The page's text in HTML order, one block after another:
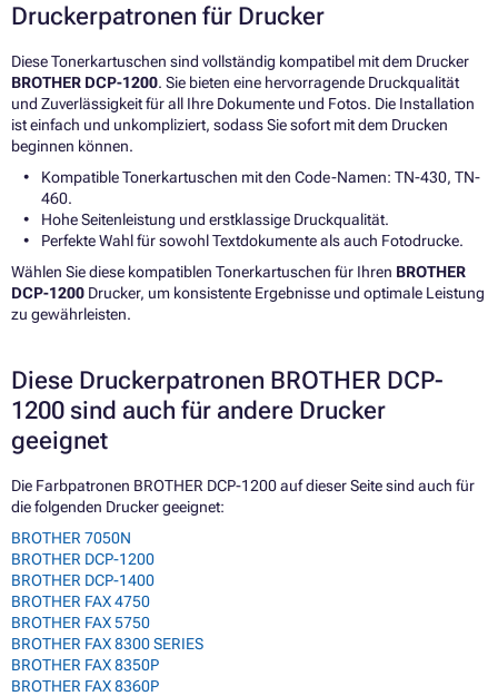
Druckerpatronen für Drucker
Diese Tonerkartuschen sind vollständig kompatibel mit dem Drucker
BROTHER DCP-1200. Sie bieten eine hervorragende Druckqualität
und Zuverlässigkeit für all Ihre Dokumente und Fotos. Die Installation
ist einfach und unkompliziert, sodass Sie sofort mit dem Drucken
beginnen können.
Kompatible Tonerkartuschen mit den Code-Namen: TN-430, TN-
460.
Hohe Seitenleistung und erstklassige Druckqualität.
Perfekte Wahl für sowohl Textdokumente als auch Fotodrucke.
Wählen Sie diese kompatiblen Tonerkartuschen für Ihren BROTHER
DCP-1200 Drucker, um konsistente Ergebnisse und optimale Leistung
zu gewährleisten.
Diese Druckerpatronen BROTHER DCP-
1200 sind auch für andere Drucker
geeignet
Die Farbpatronen BROTHER DCP-1200 auf dieser Seite sind auch für
die folgenden Drucker geeignet:
BROTHER 7050N
BROTHER DCP-1200
BROTHER DCP-1400
BROTHER FAX 4750
BROTHER FAX 5750
BROTHER FAX 8300 SERIES
BROTHER FAX 8350P
BROTHER FAX 8360P